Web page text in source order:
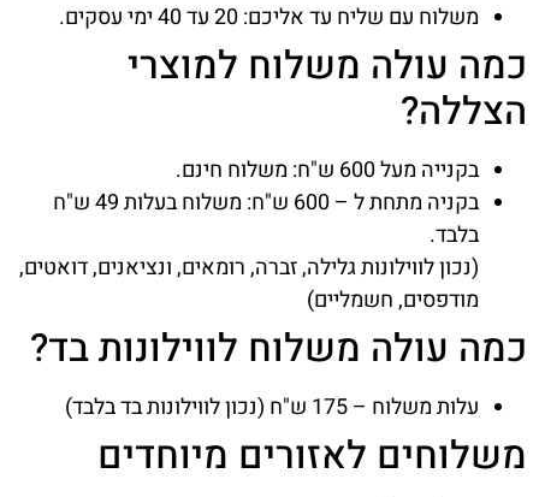
משלוח עם שליח עד אליכם: 20 עד 40 ימי עסקים.
כמה עולה משלוח למוצרי
הצללה?
בקנייה מעל 600 ש"ח: משלוח חינם.
בקניה מתחת ל – 600 ש"ח: משלוח בעלות 49 ש"ח
בלבד.
(נכון לווילונות גלילה, זברה, רומאים, ונציאנים, דואטים,
מודפסים, חשמליים)
כמה עולה משלוח לווילונות בד?
עלות משלוח – 175 ש"ח (נכון לווילונות בד בלבד)
משלוחים לאזורים מיוחדים